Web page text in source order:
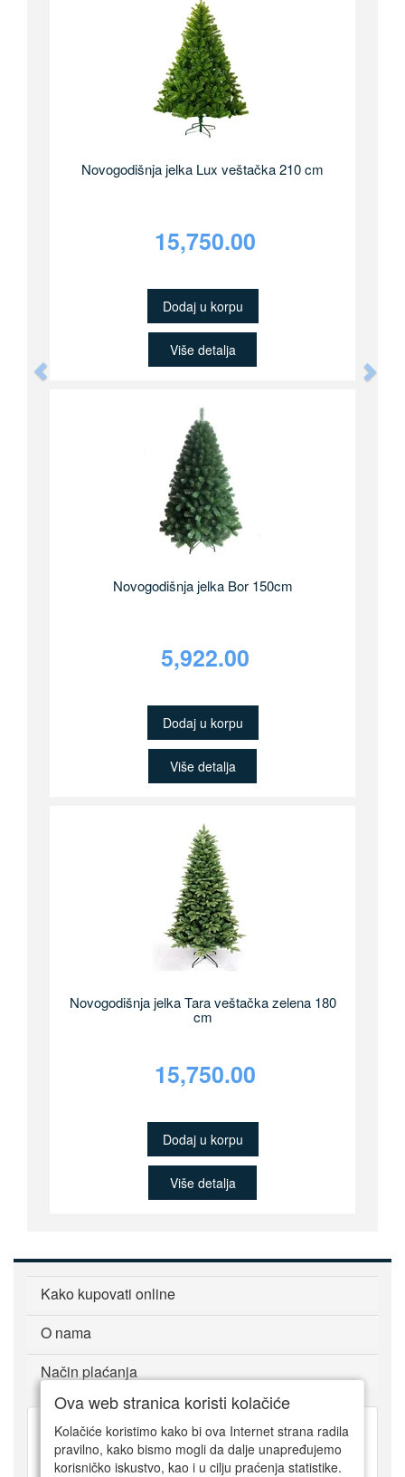
Novogodišnja jelka Lux veštačka 210 cm
15,750.00
Dodaj u korpu
Više detalja
Novogodišnja jelka Bor 150cm
5,922.00
Dodaj u korpu
Više detalja
Novogodišnja jelka Tara veštačka zelena 180
cm
15,750.00
Dodaj u korpu
Više detalja
Kako kupovati online
O nama
Način plaćanja
011 318 76 30
064 6409795
Ova web stranica koristi kolačiće
Kolačiće koristimo kako bi ova Internet strana radila
pravilno, kako bismo mogli da dalje unapređujemo
korisničko iskustvo, kao i u cilju praćenja statistike.